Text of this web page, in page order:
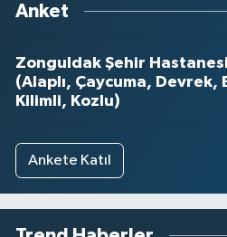
Anket
Zonguldak Şehir Hastanesi
(Alaplı, Çaycuma, Devrek,
Kilimli, Kozlu)
Ankete Katıl